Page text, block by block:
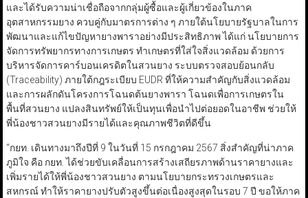
และได้รับความน่าเชื่อถือจากกลุ่มผู้ซื้อและผู้เกี่ยวข้องในภาค
อุตสาหกรรมยาง ควบคู่กับมาตรการต่าง ๆ ภายใต้นโยบายรัฐบาลในการ
พัฒนาและแก้ไขปัญหายางพาราอย่างมีประสิทธิภาพ ได้แก่ นโยบายการ
จัดการทรัพยากรทางการเกษตร ทำเกษตรที่ใส่ใจสิ่งแวดล้อม ด้วยการ
บริหารจัดการคาร์บอนเครดิตในสวนยาง ระบบตรวจสอบย้อนกลับ
(Traceability) ภายใต้กฎระเบียบ EUDR ที่ให้ความสำคัญกับสิ่งแวดล้อม
และการผลักดันโครงการโฉนดต้นยางพารา โฉนดเพื่อการเกษตรใน
พื้นที่สวนยาง แปลงสินทรัพย์ให้เป็นทุนเพื่อนำไปต่อยอดในอาชีพ ช่วยให้
พี่น้องชาวสวนยางมีรายได้และคุณภาพชีวิตที่ดีขึ้น
“กยท. เดินทางมาถึงปีที่ 9 ในวันที่ 15 กรกฎาคม 2567 สิ่งสำคัญที่น่าภาค
ภูมิใจ คือ กยท. ได้ช่วยขับเคลื่อนการสร้างเสถียรภาพด้านราคายางและ
เพิ่มรายได้ให้พี่น้องชาวสวนยาง ตามนโยบายกระทรวงเกษตรและ
สหกรณ์ ทำให้ราคายางปรับตัวสูงขึ้นต่อเนื่องสูงสุดในรอบ 7 ปี ขอให้ภาค